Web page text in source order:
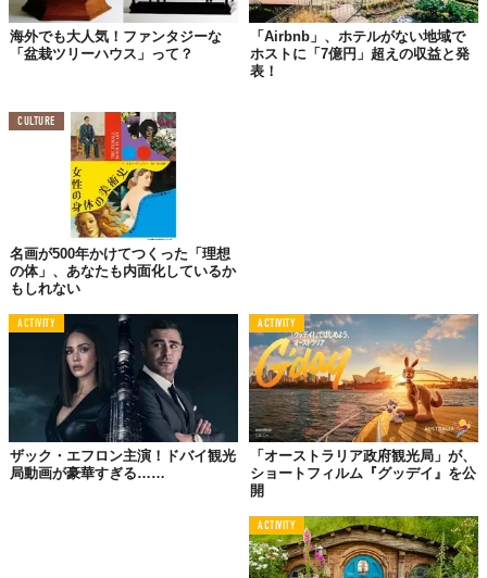
©Airbnb Japan株式会社
©Airbnb Japan株式会社
海外でも大人気！ファンタジーな
「盆栽ツリーハウス」って？
「Airbnb」、ホテルがない地域で
ホストに「7億円」超えの収益と発
表！
CULTURE
名画が500年かけてつくった「理想
の体」、あなたも内面化しているか
もしれない
ACTIVITY
ザック・エフロン主演！ドバイ観光
局動画が豪華すぎる……
ACTIVITY
「オーストラリア政府観光局」が、
ショートフィルム『グッデイ』を公
開
ACTIVITY